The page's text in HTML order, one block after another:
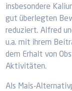
insbesondere
gut überlegten
reduziert. Alfred
u.a. mit ihrem
dem Erhalt von
Aktivitäten.
Als Mais-